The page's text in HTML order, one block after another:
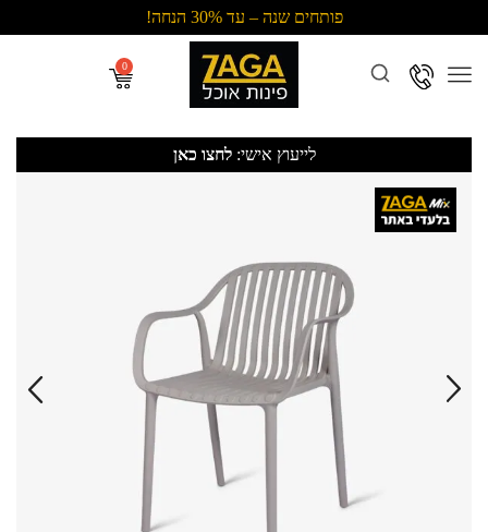
פותחים שנה – עד 30% הנחה!
Menu
לייעוץ אישי:לחצו כאן